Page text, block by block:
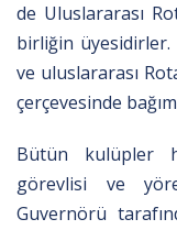
de Uluslararası
birliğin
ve uluslararası
çerçevesinde
Bütün kulüpler
görevlisi ve
Guvernörü